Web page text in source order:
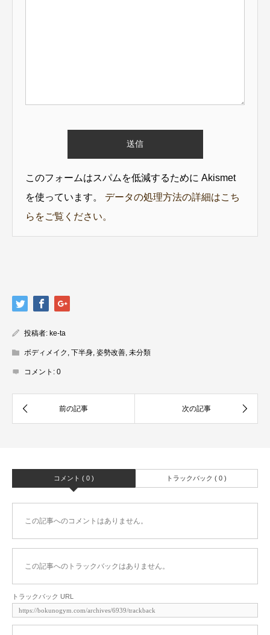
このフォームはスパムを低減するために Akismet
を使っています。 データの処理方法の詳細はこち
らをご覧ください。
投稿者: ke-ta
ボディメイク 下半身 姿勢改善 未分類
コメント: 0
コメント ( 0 ) トラックバック ( 0 )
この記事へのコメントはありません。
この記事へのトラックバックはありません。
トラックバック URL